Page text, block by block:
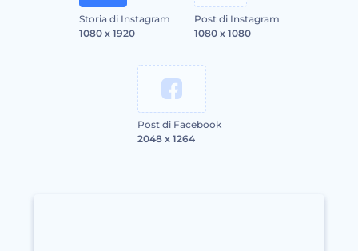
Storia di Instagram
1080 x 1920
Post di Instagram
1080 x 1080
Post di Facebook
2048 x 1264